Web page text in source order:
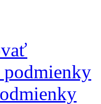
podmienky